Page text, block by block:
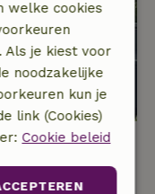
welke cookies
Als je kiest voor
noodzakelijke
kun je
link (Cookies)
Cookie beleid